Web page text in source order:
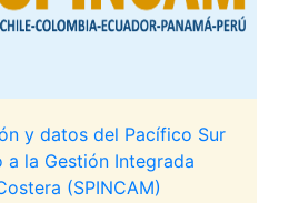
y datos del Pacífico Sur
a la Gestión Integrada
(SPINCAM)